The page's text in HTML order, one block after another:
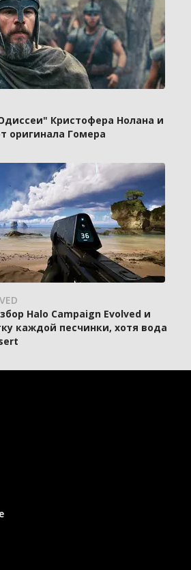
Кристофера Нолана и
оригинала Гомера
Halo Campaign Evolved и
каждой песчинки, хотя вода